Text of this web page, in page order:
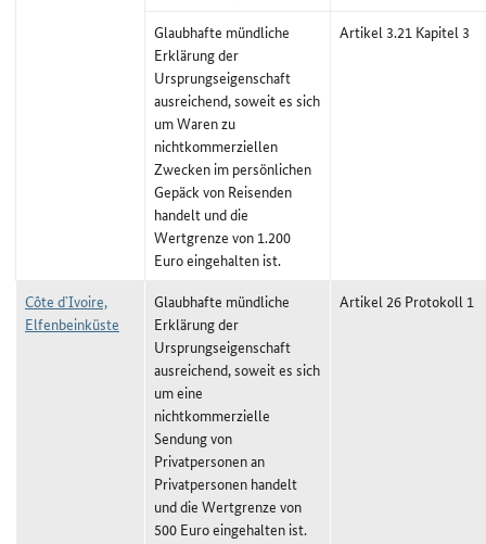
Glaubhafte mündliche
Erklärung der
Ursprungseigenschaft
ausreichend, soweit es sich
um Waren zu
nichtkommerziellen
Zwecken im persönlichen
Gepäck von Reisenden
handelt und die
Wertgrenze von 1.200
Euro eingehalten ist.
Artikel 3.21 Kapitel 3
Côte d`Ivoire,
Elfenbeinküste
Glaubhafte mündliche
Erklärung der
Ursprungseigenschaft
ausreichend, soweit es sich
um eine
nichtkommerzielle
Sendung von
Privatpersonen an
Privatpersonen handelt
und die Wertgrenze von
500 Euro eingehalten ist.
Artikel 26 Protokoll 1